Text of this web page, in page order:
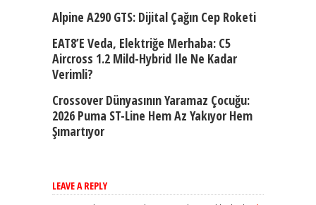
Alpine A290 GTS: Dijital Çağın Cep Roketi
EAT8’e Veda, Elektriğe Merhaba: C5
Aircross 1.2 Mild-Hybrid Ile Ne Kadar
Verimli?
Crossover Dünyasının Yaramaz Çocuğu:
2026 Puma ST-Line Hem Az Yakıyor Hem
Şımartıyor
LEAVE A REPLY